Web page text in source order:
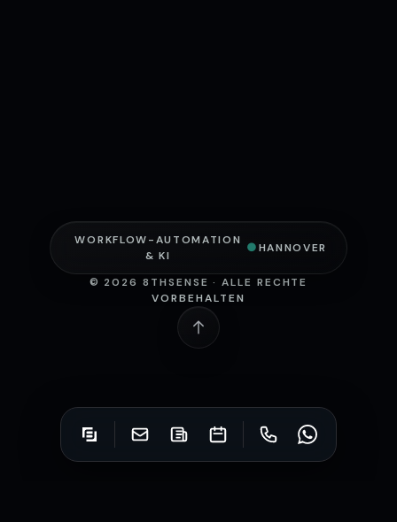
© 2026 8THSENSE · ALLE RECHTE
VORBEHALTEN
WORKFLOW-AUTOMATION
& KI
●HANNOVER